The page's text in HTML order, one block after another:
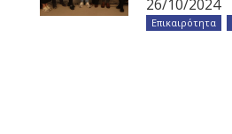
26/10/2024
Επικαιρότητα